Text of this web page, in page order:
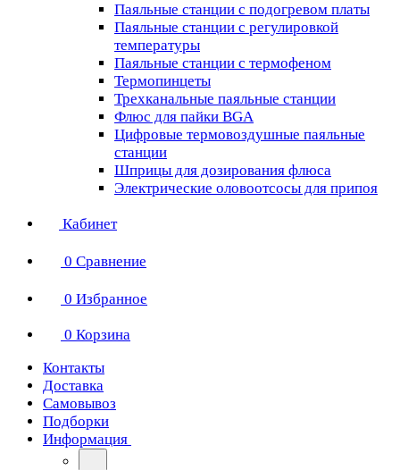
Паяльные станции с подогревом платы
Паяльные станции с регулировкой
температуры
Паяльные станции с термофеном
Термопинцеты
Трехканальные паяльные станции
Флюс для пайки BGA
Цифровые термовоздушные паяльные
станции
Шприцы для дозирования флюса
Электрические оловоотсосы для припоя
Кабинет
0 Сравнение
0 Избранное
0 Корзина
Контакты
Доставка
Самовывоз
Подборки
Информация